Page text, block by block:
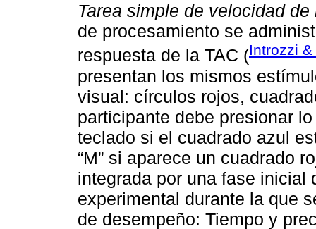
Tarea simple de velocidad de
de procesamiento se
respuesta de la TAC (Introzzi
presentan los mismos
visual: círculos rojos,
participante debe presionar
teclado si el cuadrado azul
“M” si aparece un cuadrado
integrada por una fase inicial
experimental durante la que
de desempeño: Tiempo y